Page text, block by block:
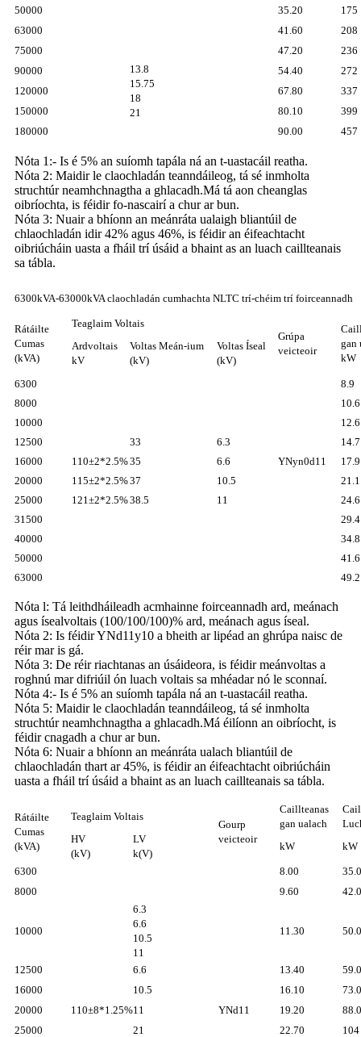
50000 35.20
175
63000
41.60
208
75000
13.8
15.75
18
21
47.20
236
90000
54.40
272
120000
67.80
337
150000
80.10
399
180000
90.00 457
Nóta 1:- Is é 5% an suíomh tapála ná an t-uastacáil reatha.
Nóta 2: Maidir le claochladán teanndáileog, tá sé inmholta
struchtúr neamhchnagtha a ghlacadh.Má tá aon cheanglas
oibríochta, is féidir fo-nascairí a chur ar bun.
Nóta 3: Nuair a bhíonn an meánráta ualaigh bliantúil de
chlaochladán idir 42% agus 46%, is féidir an éifeachtacht
oibriúcháin uasta a fháil trí úsáid a bhaint as an luach caillteanais
sa tábla.
6300kVA-63000kVA claochladán cumhachta NLTC trí-chéim trí foirceannadh
Rátáilte
Cumas
(kVA)
Teaglaim Voltais
Grúpa
veicteoir
gan
kW
Ardvoltais
kV
Voltas Meán-ium
(kV)
Voltas Íseal
(kV)
6300
8.9
8000
10.6
10000
12.6
12500
33 6.3
14.7
16000
110±2*2.5%35 6.6 YNyn0d11
17.9
20000
115±2*2.5%37 10.5
21.1
25000
121±2*2.5%38.5 11
24.6
31500
29.4
40000
34.8
50000
41.6
63000
49.2
Nóta l: Tá leithdháileadh acmhainne foirceannadh ard, meánach
agus ísealvoltais (100/100/100)% ard, meánach agus íseal.
Nóta 2: Is féidir YNd11y10 a bheith ar lipéad an ghrúpa naisc de
réir mar is gá.
Nóta 3: De réir riachtanas an úsáideora, is féidir meánvoltas a
roghnú mar difriúil ón luach voltais sa mhéadar nó le sconnaí.
Nóta 4:- Is é 5% an suíomh tapála ná an t-uastacáil reatha.
Nóta 5: Maidir le claochladán teanndáileog, tá sé inmholta
struchtúr neamhchnagtha a ghlacadh.Má éilíonn an oibríocht, is
féidir cnagadh a chur ar bun.
Nóta 6: Nuair a bhíonn an meánráta ualach bliantúil de
chlaochladán thart ar 45%, is féidir an éifeachtacht oibriúcháin
uasta a fháil trí úsáid a bhaint as an luach caillteanais sa tábla.
Rátáilte
Cumas
(kVA)
Teaglaim Voltais
Gourp
veicteoir
Caillteanas
gan ualach
HV
(kV)
LV
k(V)
kW kW
6300 8.00
35.0
8000
9.60 42.0
10000
6.3
6.6
10.5
11
11.30 50.0
12500 6.6 13.40
59.0
16000
10.5 16.10
73.0
20000
110±8*1.25%11 YNd11 19.20
88.0
25000
21 22.70
104